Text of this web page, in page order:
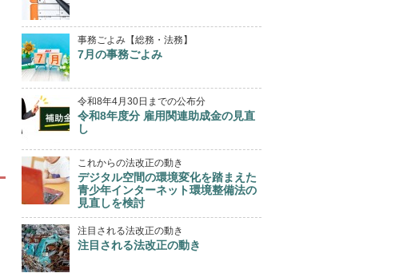
事務ごよみ【総務・法務】
7月の事務ごよみ
令和8年4月30日までの公布分
令和8年度分 雇用関連助成金の見直
し
これからの法改正の動き
デジタル空間の環境変化を踏まえた
青少年インターネット環境整備法の
見直しを検討
注目される法改正の動き
注目される法改正の動き